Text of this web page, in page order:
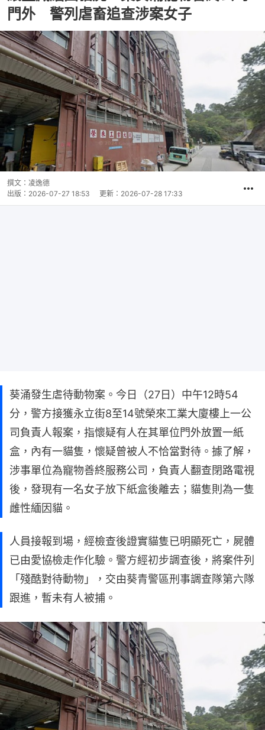
門外 警列虐畜追查涉案女子
撰文： 凌逸德
出版： 2026-07-27 18:53 更新： 2026-07-28 17:33
葵涌發生虐待動物案。今日（27日）中午12時54
分，警方接獲永立街8至14號榮來工業大廈樓上一公
司負責人報案，指懷疑有人在其單位門外放置一紙
盒，內有一貓隻，懷疑曾被人不恰當對待。據了解，
涉事單位為寵物善終服務公司，負責人翻查閉路電視
後，發現有一名女子放下紙盒後離去；貓隻則為一隻
雌性緬因貓。
人員接報到場，經檢查後證實貓隻已明顯死亡，屍體
已由愛協檢走作化驗。警方經初步調查後，將案件列
「殘酷對待動物」，交由葵青警區刑事調查隊第六隊
跟進，暫未有人被捕。